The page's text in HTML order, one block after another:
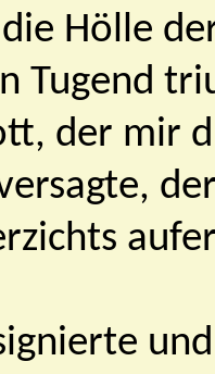
Hölle
Tugend
der mir